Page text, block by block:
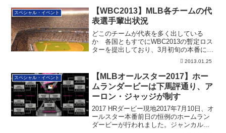
スペシャル・イベント
【WBC2013】MLB各チームの代
表選手輩出状況
どこのチームが代表を多く出している
か 各国ともすでにWBC2013の暫定ロス
ターを提出しており、3月初旬の本番に向
2013.01.25
スペシャル・イベント
【MLBオールスター2017】ホー
ムランダービーは下馬評通り、ア
ーロン・ジャッジが制す
2017 HRダービー現地2017年7月10日、オ
ールスター本番前日の恒例のホームラン
ダービーが行われました。ジャンカル...